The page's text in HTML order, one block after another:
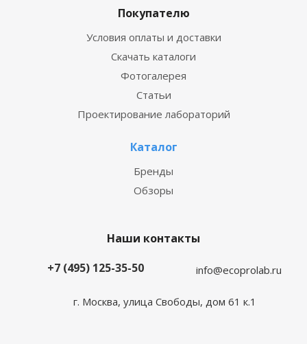
Покупателю
Условия оплаты и доставки
Скачать каталоги
Фотогалерея
Статьи
Проектирование лабораторий
Каталог
Бренды
Обзоры
Наши контакты
+7 (495) 125-35-50
info@ecoprolab.ru
г. Москва, улица Свободы, дом 61 к.1